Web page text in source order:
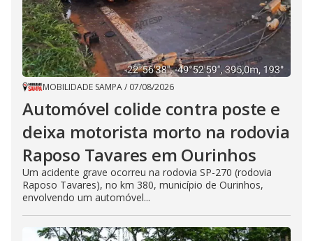
MOBILIDADE SAMPA/ 07/08/2026
Automóvel colide contra poste e
deixa motorista morto na rodovia
Raposo Tavares em Ourinhos
Um acidente grave ocorreu na rodovia SP-270 (rodovia
Raposo Tavares), no km 380, município de Ourinhos,
envolvendo um automóvel...